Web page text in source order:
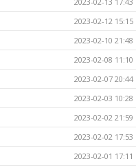
2023-02-12 15:15
2023-02-10 21:48
2023-02-08 11:10
2023-02-07 20:44
2023-02-03 10:28
2023-02-02 21:59
2023-02-02 17:53
2023-02-01 17:11